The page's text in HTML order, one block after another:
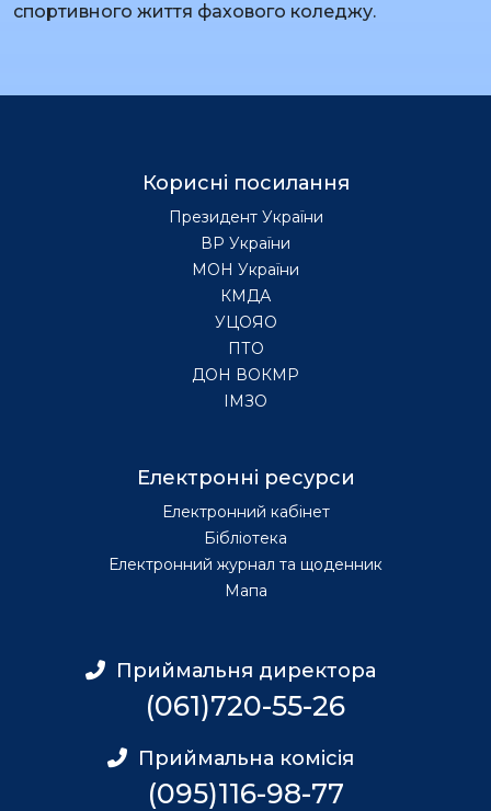
спортивного життя фахового коледжу.
Корисні посилання
Президент України
ВР України
МОН України
КМДА
УЦОЯО
ПТО
ДОН ВОКМР
ІМЗО
Електронні ресурси
Електронний кабінет
Бібліотека
Електронний журнал та щоденник
Мапа
Приймальня директора
(061)720-55-26
Приймальна комісія
(095)116-98-77